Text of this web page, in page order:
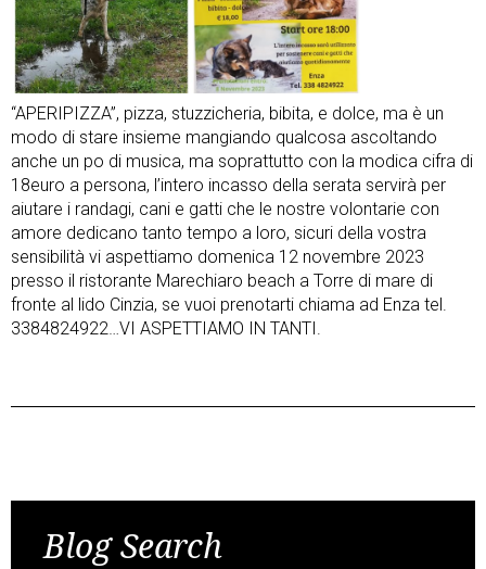
“APERIPIZZA”, pizza, stuzzicheria, bibita, e dolce, ma è un
modo di stare insieme mangiando qualcosa ascoltando
anche un po di musica, ma soprattutto con la modica cifra di
18euro a persona, l’intero incasso della serata servirà per
aiutare i randagi, cani e gatti che le nostre volontarie con
amore dedicano tanto tempo a loro, sicuri della vostra
sensibilità vi aspettiamo domenica 12 novembre 2023
presso il ristorante Marechiaro beach a Torre di mare di
fronte al lido Cinzia, se vuoi prenotarti chiama ad Enza tel.
3384824922…VI ASPETTIAMO IN TANTI.
navigation
Blog Search